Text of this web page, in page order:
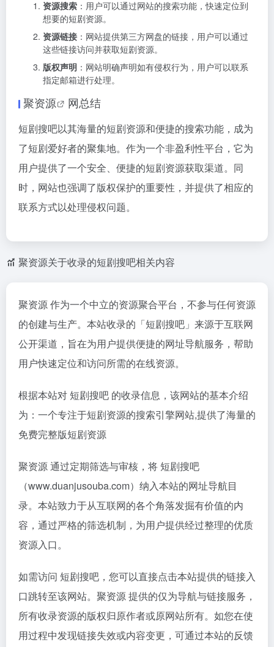
资源搜索 ：用户可以通过网站的搜索功能，快速定位到
想要的短剧资源。
资源链接 ：网站提供第三方网盘的链接，用户可以通过
这些链接访问并获取短剧资源。
版权声明 ：网站明确声明如有侵权行为，用户可以联系
指定邮箱进行处理。
聚资源 网总结
短剧搜吧以其海量的短剧资源和便捷的搜索功能，成为
了短剧爱好者的聚集地。作为一个非盈利性平台，它为
用户提供了一个安全、便捷的短剧资源获取渠道。同
时，网站也强调了版权保护的重要性，并提供了相应的
联系方式以处理侵权问题。
聚资源关于收录的短剧搜吧相关内容
聚资源 作为一个中立的资源聚合平台，不参与任何资源
的创建与生产。本站收录的「短剧搜吧」来源于互联网
公开渠道，旨在为用户提供便捷的网址导航服务，帮助
用户快速定位和访问所需的在线资源。
根据本站对 短剧搜吧 的收录信息，该网站的基本介绍
为：一个专注于短剧资源的搜索引擎网站,提供了海量的
免费完整版短剧资源
聚资源 通过定期筛选与审核，将 短剧搜吧
（www.duanjusouba.com）纳入本站的网址导航目
录。本站致力于从互联网的各个角落发掘有价值的内
容，通过严格的筛选机制，为用户提供经过整理的优质
资源入口。
如需访问 短剧搜吧，您可以直接点击本站提供的链接入
口跳转至该网站。聚资源 提供的仅为导航与链接服务，
所有收录资源的版权归原作者或原网站所有。如您在使
用过程中发现链接失效或内容变更，可通过本站的反馈